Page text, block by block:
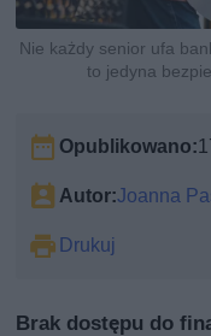
Nie każdy senior ufa
to jedyna
Opublikowano:
Autor:Joanna
Drukuj
Brak dostępu do